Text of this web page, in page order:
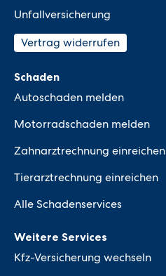
Unfallversicherung
Vertrag widerrufen
Schaden
Autoschaden melden
Motorradschaden melden
Zahnarztrechnung einreichen
Tierarztrechnung einreichen
Alle Schadenservices
Weitere Services
Kfz-Versicherung wechseln